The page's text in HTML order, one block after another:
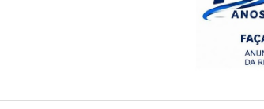
ao